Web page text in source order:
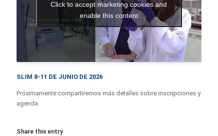
Click to accept marketing cookies and
enable this content
SLIM 8-11 DE JUNIO DE 2026
Próximamente compartiremos más detalles sobre inscripciones y
agenda.
Share this entry